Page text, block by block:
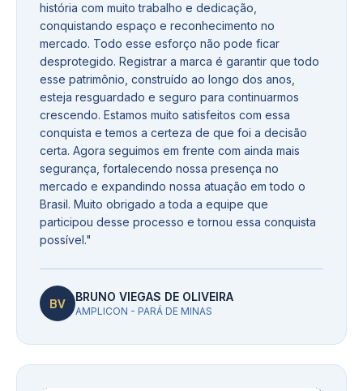
história com muito trabalho e dedicação,
conquistando espaço e reconhecimento no
mercado. Todo esse esforço não pode ficar
desprotegido. Registrar a marca é garantir que todo
esse patrimônio, construído ao longo dos anos,
esteja resguardado e seguro para continuarmos
crescendo. Estamos muito satisfeitos com essa
conquista e temos a certeza de que foi a decisão
certa. Agora seguimos em frente com ainda mais
segurança, fortalecendo nossa presença no
mercado e expandindo nossa atuação em todo o
Brasil. Muito obrigado a toda a equipe que
participou desse processo e tornou essa conquista
possível."
BV BRUNO VIEGAS DE OLIVEIRA
AMPLICON - PARÁ DE MINAS